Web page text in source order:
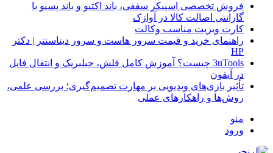
فروش تخصصی اسپیکر سقفی، باند اکتیو و باند پسیو با
گارانتی اصالت کالا در آوازک
کارت ویزیت مناسب وکالت
راهنمای خرید و قیمت سرور هاست و سرور دیتاسنتر | دکتر
HP
3uTools چیست؟ آموزش کامل فلش، جیلبریک و انتقال فایل
در آیفون
تأثیر بازی‌های ویدیویی بر مهارت تصمیم‌گیری؛ بررسی علمی،
روش‌ها و راهکارهای عملی
منو
ورود